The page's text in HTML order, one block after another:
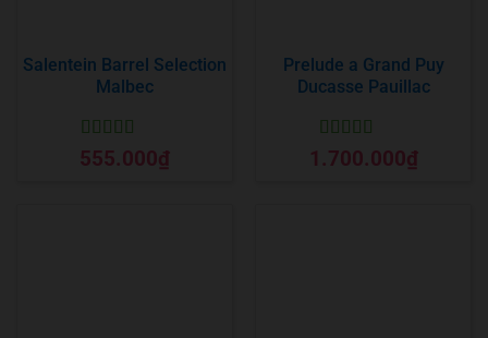
Salentein Barrel Selection
Malbec
Được xếp
hạng 55 sao
555.000₫
Prelude a Grand Puy
Ducasse Pauillac
Được xếp
hạng55 sao
1.700.000₫